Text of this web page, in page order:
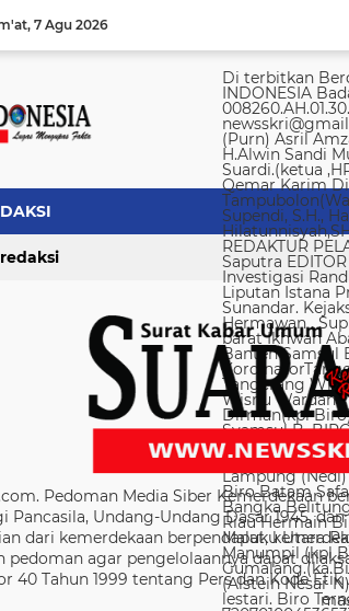
7 Agu 2026
Di terbitkan Berdasarkan Undang-Undang PERS Nomor40 Tahun 1999 SUARA KEADILAN RAKYAT INDONESIA Badan Hukum PT. SUARA KEADILAN RAKYAT INDONESIA Nomor AHU-008260.AH.01.30.Tahun 2023. NOTARIS Zulfahmy Yanuar Adam, S.H, M.Kn EMAIL REDAKSI newsskri@gmail.com PENDIRI Safril Koto, Akmal Hadi, PENANGGUNG JAWAB Safril PEMBINA Mayjen (Purn) Asril Amzah Tanjung. Kapten. (Purn) Eko. S. Hadi. Amd Alstein Nesar Manumpil Amirudin ZA,S.AG H.Alwin Sandi Muliawan Widjaja RUDI DEWAN PENASEHAT. Syafril, SH Drs H. Syakrowi zen SH. MH . Suardi.(ketua ,HPN.kota tangerang) Suardi.skb DEWAN KEROHANIAN H. gojali. PIMPINAN UMUM H.M Qemar Karim Direktur utama Januardi. PIMPINAN PERUSAHAAN Maya Sundari. Helmina Tampubolon(Wakil) PIMPINAN REDAKSI Safril koto Sandi Muliawan widjaja (wkl). WAKIl PIMRED Ali Supendi, S.H., Hari Stiawan S.I .Kom., PANESEHAT Hukum Ali Supendi, S.H Imas Hilatunnisyah,SH.MM.MSi Rudi Afriansa ,SH. LITBANG Afriliana REDAKTUR EXSKUTIF H Muhamad cen REDAKTUR PELAKSANA Ali Supendi, S.H SEKRETARIS Arsifah A,Asmi. BENDAHARA Fina Safriana Ismail Saputra EDITOR Imanuel Adven Anunut STAFF REDAKSI Hendri Deliya febriani Sophia Trisnawati Investigasi Randi candra Ardi Anan, SH. DEWAN REDAKSI Safril Koto Ali Supendi, SH Akmal Hadi Liputan Istana Presiden . Dahlia Febriyani KOORDINATOR LIPUTA Nurul, A MPR, DPR RI Irin kemas Eri Sunandar. Kejaksaan Agung Akmal Hadi. Ombudsman Budi k. DKI jakarta Sophia Trisnawati (Ka.korwil) Hermawan . Supriyadi. Jakarta Selatan Ahmad Fauzan (
redaksi
Pedoman Media Siber Kemerdekaan
Pancasila, Undang-Undang Dasar 1945,
dari kemerdekaan berpendapat,
pedoman agar pengelolaannya dapat
40 Tahun 1999 tentang Pers dan Kode